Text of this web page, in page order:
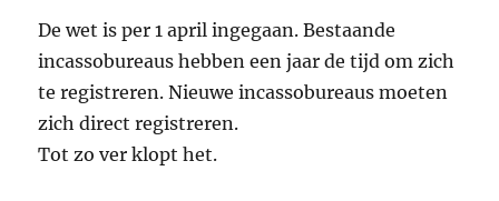
De wet is per 1 april ingegaan. Bestaande
incassobureaus hebben een jaar de tijd om zich
te registreren. Nieuwe incassobureaus moeten
zich direct registreren.
Tot zo ver klopt het.